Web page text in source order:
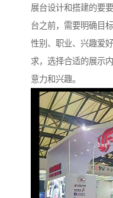
展台设计和搭建的要
台之前，需要明确目
性别、职业、兴趣爱
求，选择合适的展示
意力和兴趣。